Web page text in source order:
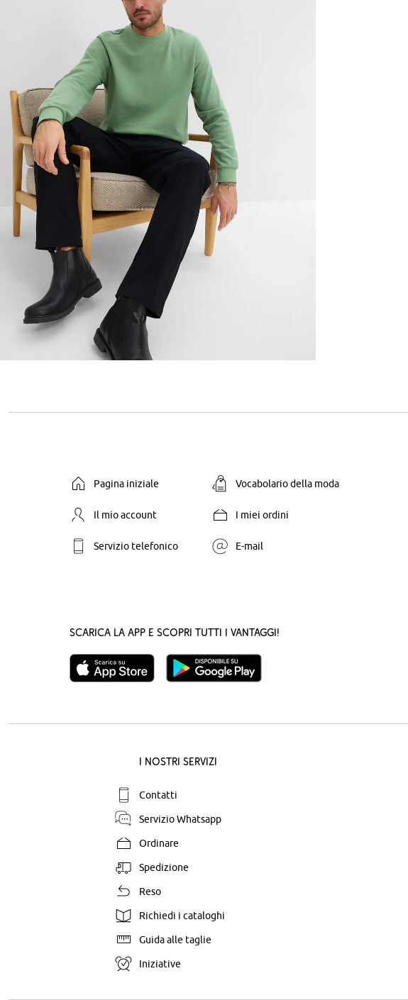
Pagina iniziale Vocabolario della moda
Il mio account I miei ordini
Servizio telefonico E-mail
Scarica la App e scopri tutti i vantaggi!
I nostri servizi
Contatti
Servizio Whatsapp
Ordinare
Spedizione
Reso
Richiedi i cataloghi
Guida alle taglie
Iniziative